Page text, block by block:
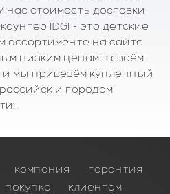
нас стоимость доставки
IDGI - это детские
ассортименте на сайте
низким ценам в своём
и мы привезём купленный
и городам
.
компания
гарантия
покупка
клиентам